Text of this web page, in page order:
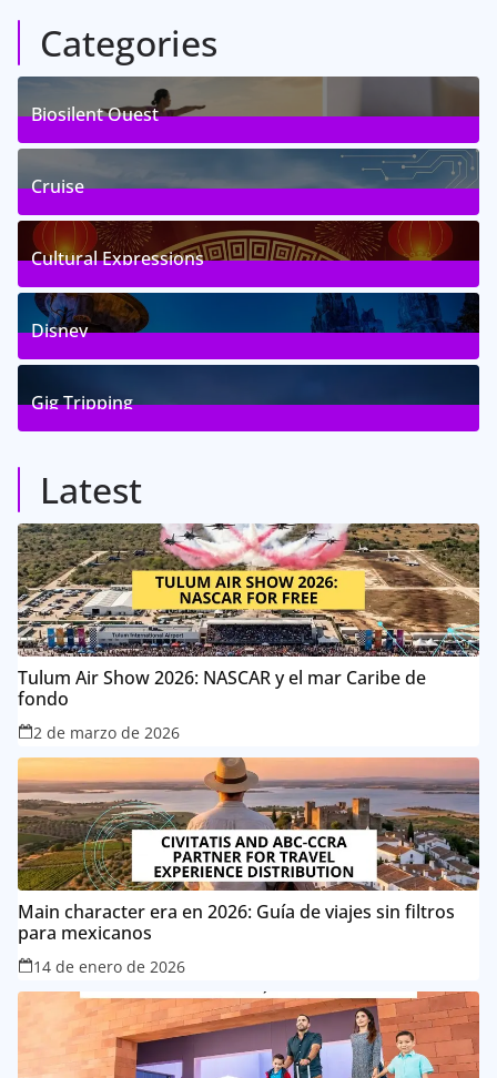
Categories
Biosilent Quest
3Posts
Cruise
3Posts
Cultural Expressions
30Posts
Disney
4Posts
Gig Tripping
Latest
Tulum Air Show 2026: NASCAR y el mar Caribe de
fondo
2 de marzo de 2026
Main character era en 2026: Guía de viajes sin filtros
para mexicanos
14 de enero de 2026